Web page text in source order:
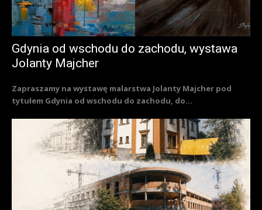
Gdynia od wschodu do zachodu, wystawa
Jolanty Majcher
Zapraszamy na wystawę malarstwa Jolanty Majcher pod
tytułem Gdynia od wschodu do zachodu, do...